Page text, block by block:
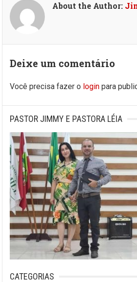
About the Author:
Deixe um comentário
Você precisa fazer o login para
PASTOR JIMMY E PASTORA LÉIA
CATEGORIAS